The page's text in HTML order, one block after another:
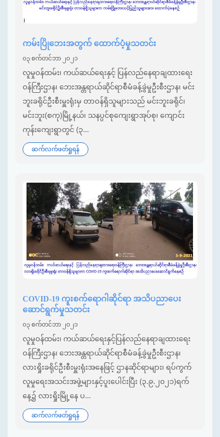
ကမ်းပြိုဘေးအတွက် ထောက်ပံ့မှုသတင်း
၀၃ စက်တင်ဘာ ၂၀၂၁
လူမှုဝန်ထမ်း၊ ကယ်ဆယ်ရေးနှင့် ပြန်လည်နေရာချထားရေး
ဝန်ကြီးဌာန၊ ဘေးအန္တရာယ်ဆိုင်ရာစီမံခန့်ခွဲမှုဦးစီးဌာန၊ မင်း
ဘူးခရိုင်ဦးစီးမှူးရုံးမှ တာဝန်ရှိသူများသည် မင်းဘူးခရိုင်၊
မင်းဘူး(စကု)မြို့နယ်၊ သနပ္ပင်စုကျေးရွာအုပ်စု၊ ကျောင်း
ကုန်းကျေးရွာတွင် (၃...
ဆက်လက်ဖတ်ရှုရန်
COVID-19 ကူးစက်ရောဂါဆိုင်ရာ အသိပညာပေး
ဆောင်ရွက်မှုသတင်း
၀၃ စက်တင်ဘာ ၂၀၂၁
လူမှုဝန်ထမ်း၊ ကယ်ဆယ်ရေးနှင့်ပြန်လည်​နေရာချထားရေး
ဝန်ကြီးဌာန၊ ဘေးအန္တရာယ်ဆိုင်ရာစီမံခန့်ခွဲမှုဦးစီးဌာန၊
လားရှိုးခရိုင်ဦးစီးမှူးရုံးအနေဖြင့် ဌာနဆိုင်ရာများ၊ ရပ်ကွက်
လူမှုရေးအသင်းအဖွဲ့များနှင့်ပူးပေါင်းပြီး (၃.၉.၂၀၂၁)ရက်
နေ့၌ လားရှိုးမြို့နေ ပ...
ဆက်လက်ဖတ်ရှုရန်